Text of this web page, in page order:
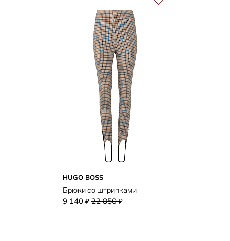
HUGO BOSS
Брюки со штрипками
9 140 ₽ 22 850₽